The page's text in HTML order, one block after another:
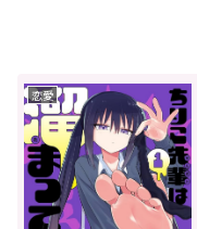
恋愛